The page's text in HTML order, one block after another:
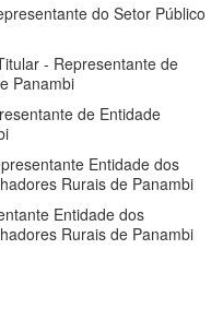
do Setor Público
- Representante de
Panambi
de Entidade
Entidade dos
Rurais de Panambi
Entidade dos
Rurais de Panambi